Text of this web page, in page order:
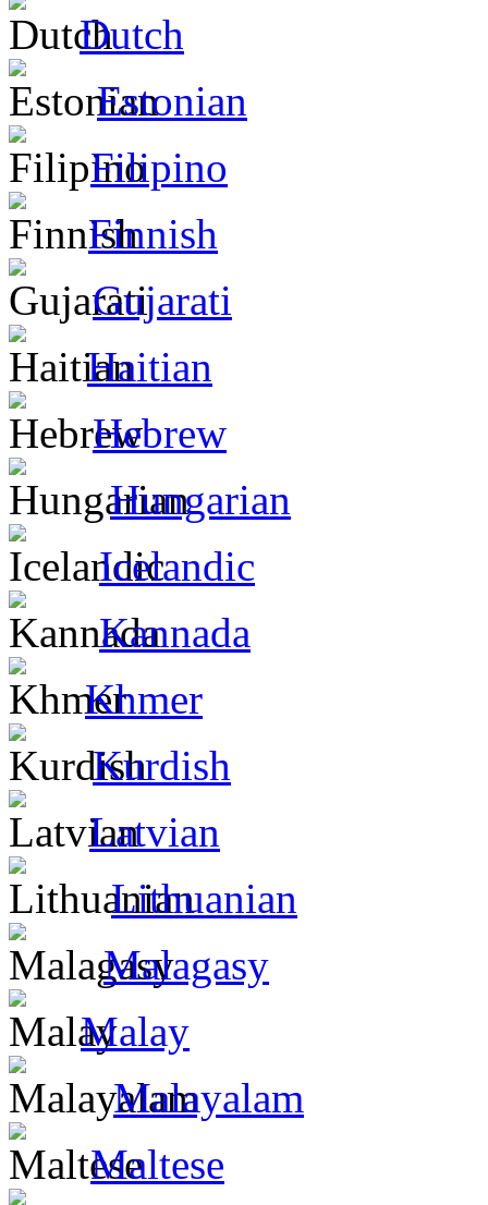
Dutch
Estonian
Filipino
Finnish
Gujarati
Haitian
Hebrew
Hungarian
Icelandic
Kannada
Khmer
Kurdish
Latvian
Lithuanian
Malagasy
Malay
Malayalam
Maltese